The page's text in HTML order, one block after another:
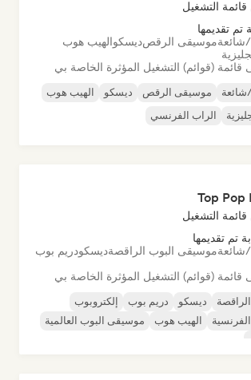
قائمة التشغيل
شائعةموسيقى الرقصديسكوالهيب هوب
قائمة (قوائم) التشغيل المؤثرة الخاصة بي
شائعة موسيقى الرقص ديسكو
الهيب هوب
الراب الفرنسي
Top Pop
قائمة التشغيل
شائعةموسيقى البوب الراقصةديسكودريم بوب
قائمة (قوائم) التشغيل المؤثرة الخاصة بي
ديسكو دريم بوب
إلكتروبوب
الهيب هوب
موسيقى البوب العالمية